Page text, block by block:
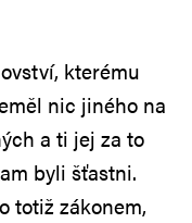
kterému
nic jiného na
a ti jej za to
byli šťastni.
totiž zákonem,